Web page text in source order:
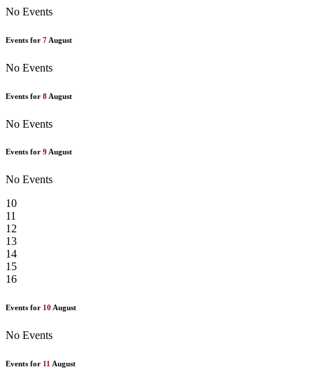
No Events
Events for 7 August
No Events
Events for 8 August
No Events
Events for 9 August
No Events
10
11
12
13
14
15
16
Events for 10 August
No Events
Events for 11 August